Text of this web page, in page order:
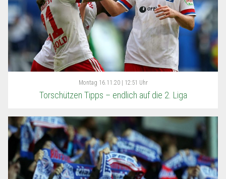
Montag 16.11.20 | 12:51 Uhr
Torschützen Tipps – endlich auf die 2. Liga